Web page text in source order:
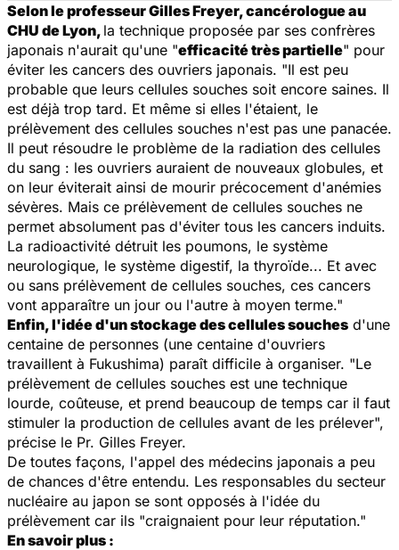
Selon le professeur Gilles Freyer, cancérologue au
CHU de Lyon, la technique proposée par ses confrères
japonais n'aurait qu'une "efficacité très partielle" pour
éviter les cancers des ouvriers japonais. "Il est peu
probable que leurs cellules souches soit encore saines. Il
est déjà trop tard. Et même si elles l'étaient, le
prélèvement des cellules souches n'est pas une panacée.
Il peut résoudre le problème de la radiation des cellules
du sang : les ouvriers auraient de nouveaux globules, et
on leur éviterait ainsi de mourir précocement d'anémies
sévères. Mais ce prélèvement de cellules souches ne
permet absolument pas d'éviter tous les cancers induits.
La radioactivité détruit les poumons, le système
neurologique, le système digestif, la thyroïde... Et avec
ou sans prélèvement de cellules souches, ces cancers
vont apparaître un jour ou l'autre à moyen terme."
Enfin, l'idée d'un stockage des cellules souches d'une
centaine de personnes (une centaine d'ouvriers
travaillent à Fukushima) paraît difficile à organiser. "Le
prélèvement de cellules souches est une technique
lourde, coûteuse, et prend beaucoup de temps car il faut
stimuler la production de cellules avant de les prélever",
précise le Pr. Gilles Freyer.
De toutes façons, l'appel des médecins japonais a peu
de chances d'être entendu. Les responsables du secteur
nucléaire au japon se sont opposés à l'idée du
prélèvement car ils "craignaient pour leur réputation."
En savoir plus :